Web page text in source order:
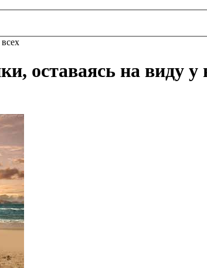
оставаясь на виду у